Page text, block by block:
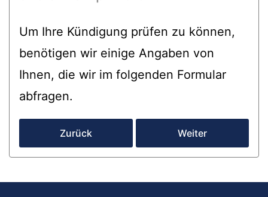
Um Ihre Kündigung prüfen zu können,
benötigen wir einige Angaben von
Ihnen, die wir im folgenden Formular
abfragen.
Zurück Weiter